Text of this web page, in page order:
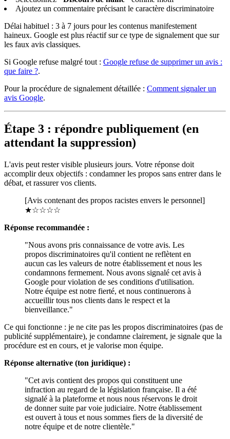
Ajoutez un commentaire précisant le caractère discriminatoire
Délai habituel : 3 à 7 jours pour les contenus manifestement
haineux. Google est plus réactif sur ce type de signalement que sur
les faux avis classiques.
Si Google refuse malgré tout : Google refuse de supprimer un avis :
que faire ?.
Pour la procédure de signalement détaillée : Comment signaler un
avis Google.
Étape 3 : répondre publiquement (en
attendant la suppression)
L'avis peut rester visible plusieurs jours. Votre réponse doit
accomplir deux objectifs : condamner les propos sans entrer dans le
débat, et rassurer vos clients.
[Avis contenant des propos racistes envers le personnel]
★☆☆☆☆
Réponse recommandée :
"Nous avons pris connaissance de votre avis. Les
propos discriminatoires qu'il contient ne reflètent en
aucun cas les valeurs de notre établissement et nous les
condamnons fermement. Nous avons signalé cet avis à
Google pour violation de ses conditions d'utilisation.
Notre équipe est notre fierté, et nous continuerons à
accueillir tous nos clients dans le respect et la
bienveillance."
Ce qui fonctionne : je ne cite pas les propos discriminatoires (pas de
publicité supplémentaire), je condamne clairement, je signale que la
procédure est en cours, et je valorise mon équipe.
Réponse alternative (ton juridique) :
"Cet avis contient des propos qui constituent une
infraction au regard de la législation française. Il a été
signalé à la plateforme et nous nous réservons le droit
de donner suite par voie judiciaire. Notre établissement
est ouvert à tous et nous sommes fiers de la diversité de
notre équipe et de notre clientèle."